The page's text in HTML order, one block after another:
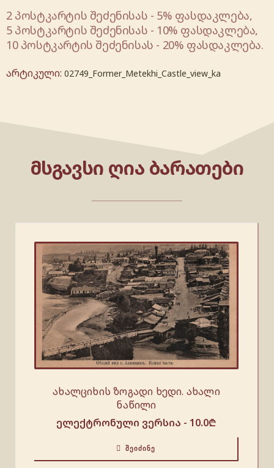
2 პოსტკარტის შეძენისას - 5% ფასდაკლება,
5 პოსტკარტის შეძენისას - 10% ფასდაკლება,
10 პოსტკარტის შეძენისას - 20% ფასდაკლება.
არტიკული: 02749_Former_Metekhi_Castle_view_ka
ᲛᲡᲒᲐᲕᲡᲘ ᲦᲘᲐ ᲑᲐᲠᲐᲗᲔᲑᲘ
ახალციხის ზოგადი ხედი. ახალი
ნაწილი
ელექტრონული ვერსია - 10.0₾
ᲨᲔᲘᲫᲘᲜᲔ